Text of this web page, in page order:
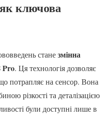
ключова
станезмінна
Pro. Ця технологія дозволяє
потрапляє на сенсор. Вона
різкості та деталізацією
були доступні лише в